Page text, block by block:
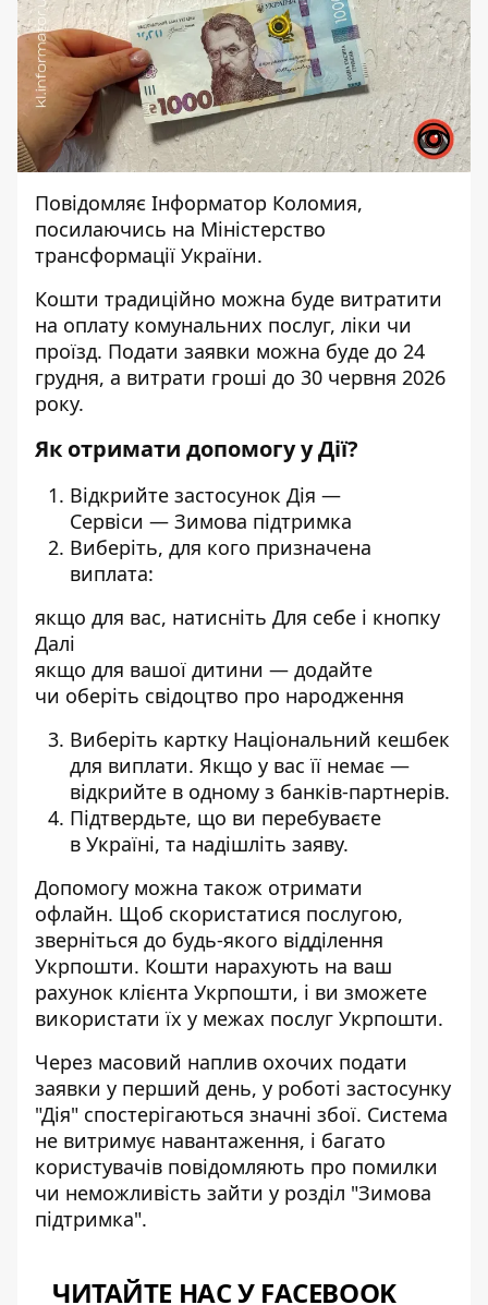
Повідомляє Інформатор Коломия,
посилаючись на Міністерство
трансформації України.
Кошти традиційно можна буде витратити
на оплату комунальних послуг, ліки чи
проїзд. Подати заявки можна буде до 24
грудня, а витрати гроші до 30 червня 2026
року.
Як отримати допомогу у Дії?
Відкрийте застосунок Дія —
Сервіси — Зимова підтримка
Виберіть, для кого призначена
виплата:
якщо для вас, натисніть Для себе і кнопку
Далі
якщо для вашої дитини — додайте
чи оберіть свідоцтво про народження
Виберіть картку Національний кешбек
для виплати. Якщо у вас її немає —
відкрийте в одному з банків-партнерів.
Підтвердьте, що ви перебуваєте
в Україні, та надішліть заяву.
Допомогу можна також отримати
офлайн. Щоб скористатися послугою,
зверніться до будь-якого відділення
Укрпошти. Кошти нарахують на ваш
рахунок клієнта Укрпошти, і ви зможете
використати їх у межах послуг Укрпошти.
Через масовий наплив охочих подати
заявки у перший день, у роботі застосунку
"Дія" спостерігаються значні збої. Система
не витримує навантаження, і багато
користувачів повідомляють про помилки
чи неможливість зайти у розділ "Зимова
підтримка".
ЧИТАЙТЕ НАС У FACEBOOK